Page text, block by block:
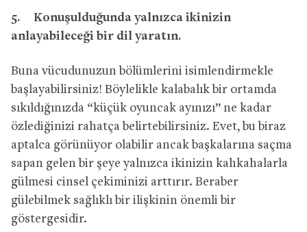
5. Konuşulduğunda yalnızca ikinizin
anlayabileceği bir dil yaratın.
Buna vücudunuzun bölümlerini isimlendirmekle
başlayabilirsiniz! Böylelikle kalabalık bir ortamda
sıkıldığınızda “küçük oyuncak ayınızı” ne kadar
özlediğinizi rahatça belirtebilirsiniz. Evet, bu biraz
aptalca görünüyor olabilir ancak başkalarına saçma
sapan gelen bir şeye yalnızca ikinizin kahkahalarla
gülmesi cinsel çekiminizi arttırır. Beraber
gülebilmek sağlıklı bir ilişkinin önemli bir
göstergesidir.